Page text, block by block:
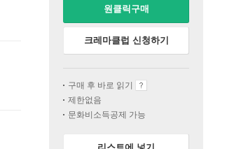
원클릭구매
크레마클럽 신청하기
구매 후 바로 읽기
제한없음
문화비소득공제 가능